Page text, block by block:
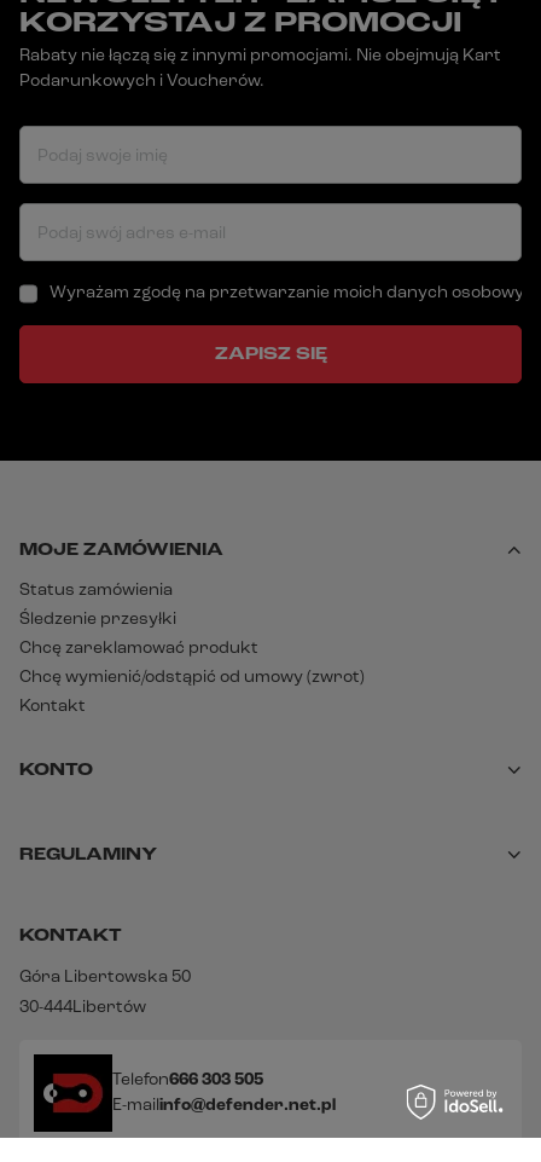
KORZYSTAJ Z PROMOCJI
Rabaty nie łączą się z innymi promocjami. Nie obejmują Kart
Podarunkowych i Voucherów.
Podaj swoje imię
Podaj swój adres e-mail
Wyrażam zgodę na przetwarzanie moich danych
ZAPISZ SIĘ
MOJE ZAMÓWIENIA
Status zamówienia
Śledzenie przesyłki
Chcę zareklamować produkt
Chcę wymienić/odstąpić od umowy (zwrot)
Kontakt
KONTO
REGULAMINY
KONTAKT
Góra Libertowska 50
30-444Libertów
Telefon666 303 505
E-mailinfo@defender.net.pl